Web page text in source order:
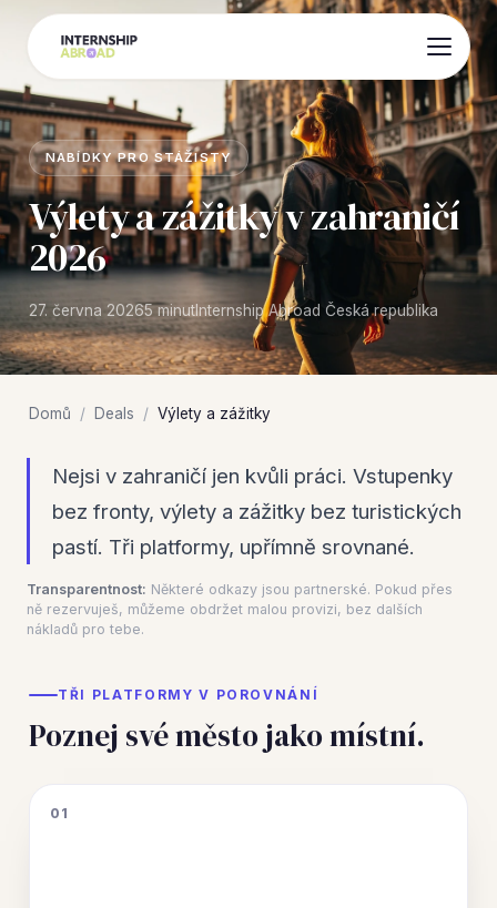
NABÍDKY PRO STÁŽISTY
Výlety a zážitky v zahraničí
2026
27. června 20265 minutInternship Abroad Česká republika
Domů / Deals / Výlety a zážitky
Nejsi v zahraničí jen kvůli práci. Vstupenky
bez fronty, výlety a zážitky bez turistických
pastí. Tři platformy, upřímně srovnané.
Transparentnost: Některé odkazy jsou partnerské. Pokud přes
ně rezervuješ, můžeme obdržet malou provizi, bez dalších
nákladů pro tebe.
TŘI PLATFORMY V POROVNÁNÍ
Poznej své město jako místní.
01